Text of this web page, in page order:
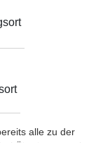
alle zu der